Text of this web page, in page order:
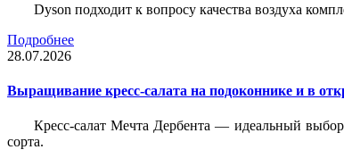
Dyson подходит к вопросу качества воздуха
Подробнее
28.07.2026
Выращивание кресс-салата на подоконнике и в
Кресс-салат Мечта Дербента — идеальный
сорта.